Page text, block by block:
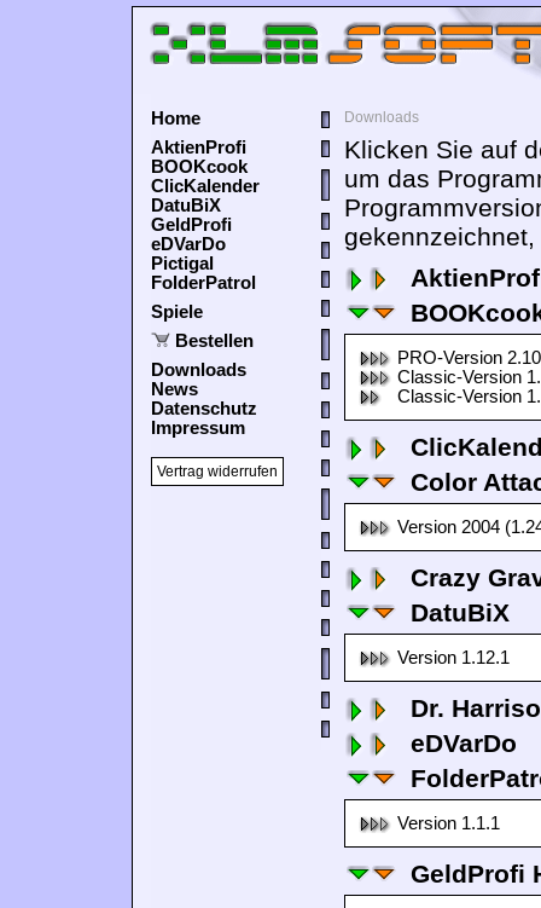
Home
AktienProfi
BOOKcook
ClicKalender
DatuBiX
GeldProfi
eDVarDo
Pictigal
FolderPatrol
Spiele
Bestellen
Downloads
News
Datenschutz
Impressum
Vertrag widerrufen
Downloads
Klicken Sie auf
um das
PRO-Version
Classic-Version
Classic-Version
Color
Version 2004
Crazy
DatuBiX
Version 1.12.1
Dr.
eDVarDo
Version 1.1.1
GeldProfi